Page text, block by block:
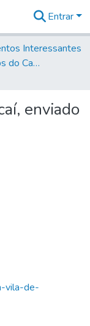
Entrar
Interessantes
Volume 73 - Ofícios do Capitão General D. Luis Antonio de Souza Botelho Mourão (Morgado de Matheus): 1765-1766
enviado
vila-de-